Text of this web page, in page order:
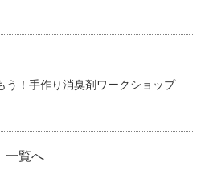
う！手作り消臭剤ワークショップ
一覧へ